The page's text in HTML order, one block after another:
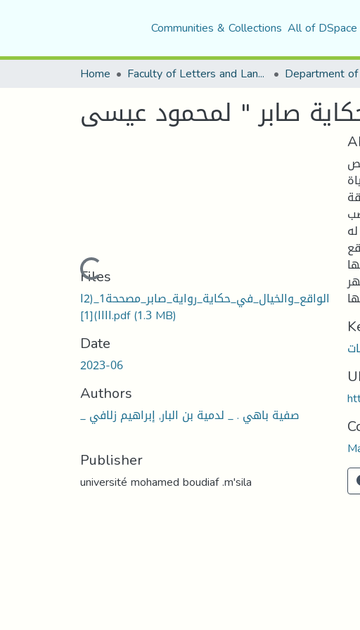
Communities & Collections All of DSpace
Home Faculty of Letters and Languages
صابر " لمحمود عيسى
Loading...
Files
الواقع_والخيال_في_حكاية_رواية_صابر_مصححة1_(2ا
اااا)[1].pdf(1.3 MB)
Date
2023-06
Authors
_ صفية باهي . _ لدمية بن البار, إبراهيم زلافي
Publisher
université mohamed boudiaf .m'sila
: